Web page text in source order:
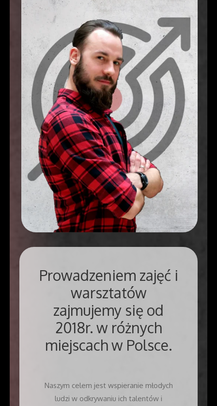
Prowadzeniem zajęć i
warsztatów
zajmujemy się od
2018r. w różnych
miejscach w Polsce.
Naszym celem jest wspieranie młodych
ludzi w odkrywaniu ich talentów i